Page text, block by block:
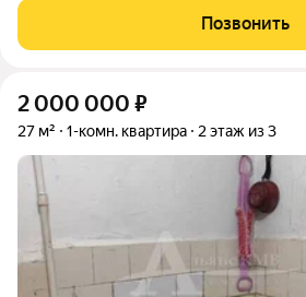
всех сторон и накрыт. Обязательно
интересующей Вас
Позвонить
2 000 000 ₽
27 м² 1-комн. квартира 2 этаж из 3